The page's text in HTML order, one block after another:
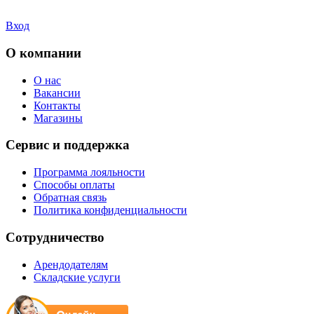
Вход
О компании
О нас
Вакансии
Контакты
Магазины
Сервис и поддержка
Программа лояльности
Способы оплаты
Обратная связь
Политика конфиденциальности
Сотрудничество
Арендодателям
Складские услуги